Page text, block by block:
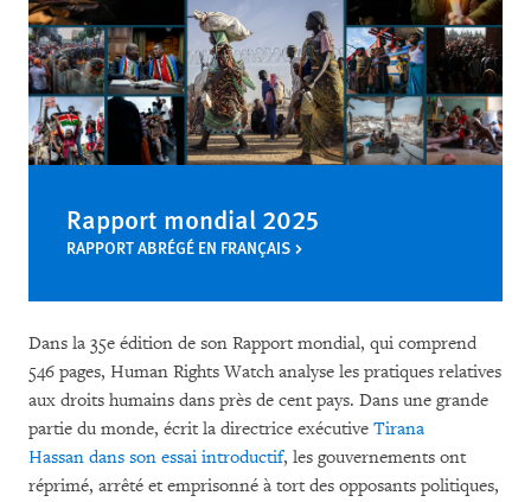
Rapport mondial 2025
RAPPORT ABRÉGÉ EN FRANÇAIS
Dans la 35e édition de son Rapport mondial, qui comprend
546 pages, Human Rights Watch analyse les pratiques relatives
aux droits humains dans près de cent pays. Dans une grande
partie du monde, écrit la directrice exécutive Tirana
Hassan dans son essai introductif, les gouvernements ont
réprimé, arrêté et emprisonné à tort des opposants politiques,